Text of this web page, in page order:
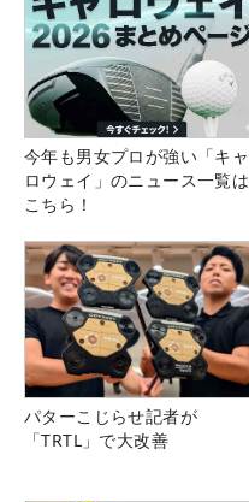
今年も男女プロが強い「キャ
ロウェイ」のニュース一覧は
こちら！
パターこじらせ記者が
「TRTL」で大改善